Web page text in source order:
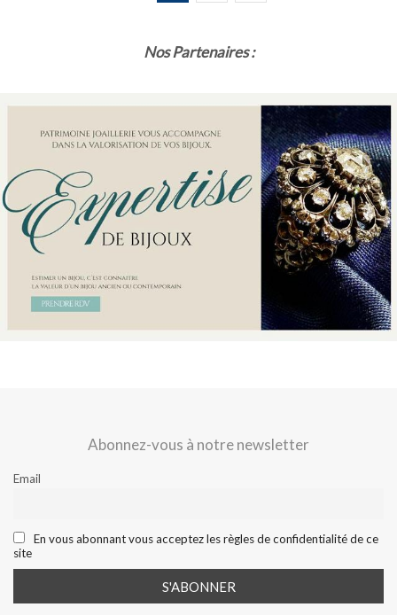
Nos Partenaires :
Abonnez-vous à notre newsletter
Email
En vous abonnant vous acceptez les règles de confidentialité de ce
site